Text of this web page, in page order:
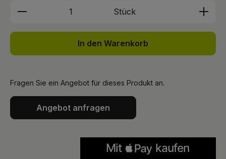
Produkt Anzahl: Gib den
Stück
In den Warenkorb
Fragen Sie ein Angebot für dieses Produkt an.
Angebot anfragen